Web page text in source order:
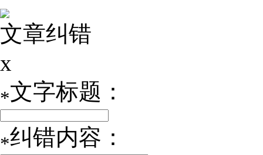
文章纠错
x
*文字标题：
*纠错内容：